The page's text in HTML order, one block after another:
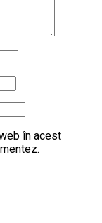
în acest